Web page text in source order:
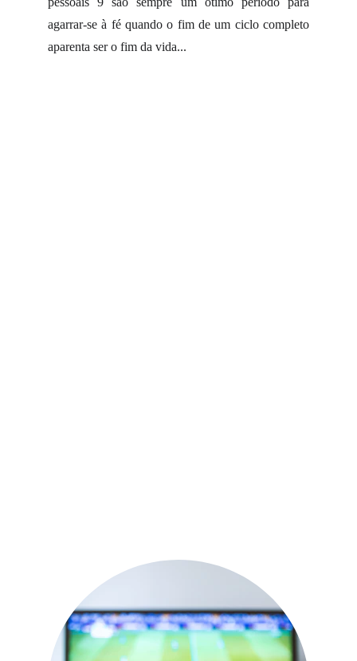
agarrar-se à fé quando o fim de um ciclo completo
aparenta ser o fim da vida...